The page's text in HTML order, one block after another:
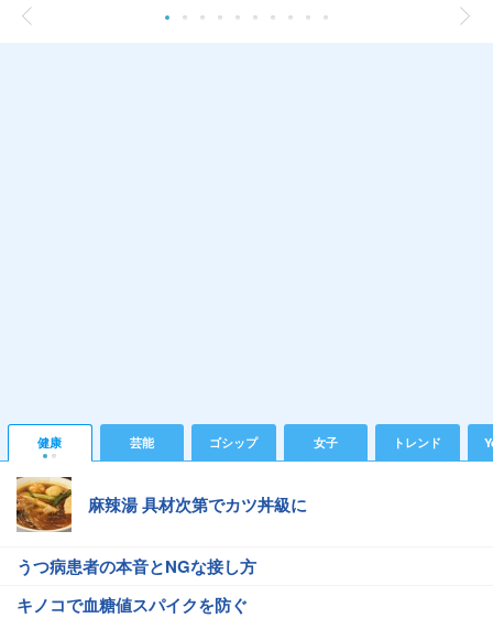
健康 芸能 ゴシップ 女子 トレンド
麻辣湯 具材次第でカツ丼級に
うつ病患者の本音とNGな接し方
キノコで血糖値スパイクを防ぐ